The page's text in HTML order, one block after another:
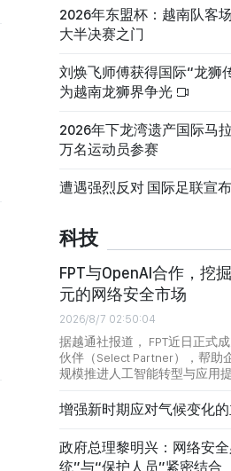
2026年东盟杯：越南队客
大半决赛之门
刘焕飞师傅获得国际“龙狮
为越南龙狮界争光
2026年下龙湾遗产国际马
万名运动员参赛
遭遇强烈反对 国际足联宣
科技
FPT与OpenAI合作，挖
元的网络安全市场
2026/8/7 02:50:04
据越通社报道， FPT近日正式
伙伴（Select Partner），帮助
规模推进人工智能转型与应用
增强新时期应对气候变化
政府总理黎明兴：网络安
统”与“保护人员”紧密结合